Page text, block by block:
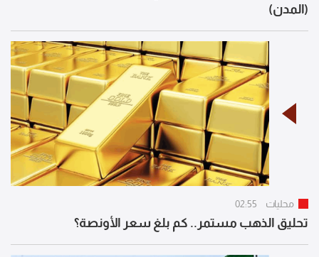
(المدن)
محليات 02:55
تحليق الذهب مستمر.. كم بلغ سعر الأونصة؟